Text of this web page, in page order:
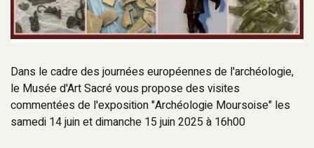
Dans le cadre des journées européennes de l'archéologie,
le Musée d'Art Sacré vous propose des visites
commentées de l'exposition "Archéologie Moursoise" les
samedi 14 juin et dimanche 15 juin 2025 à 16h00